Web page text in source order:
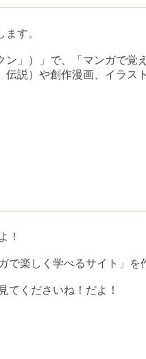
す。
」）」で、「マンガで覚
説）や創作漫画、イラス
！
で楽しく学べるサイト」を
てくださいね！だよ！